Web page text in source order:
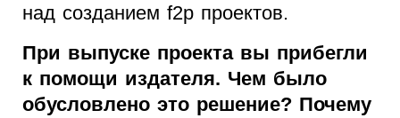
над созданием f2p проектов.
При выпуске проекта вы прибегли
к помощи издателя. Чем было
обусловлено это решение? Почему